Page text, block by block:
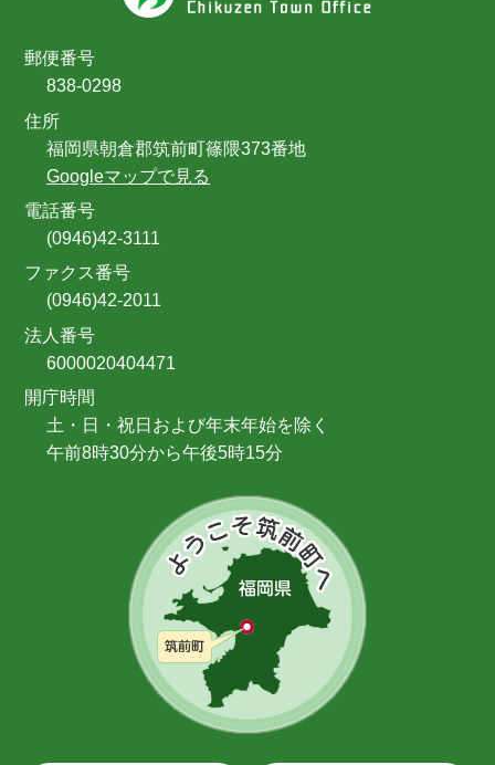
郵便番号
838-0298
住所
福岡県朝倉郡筑前町篠隈373番地
Googleマップで見る
電話番号
(0946)42-3111
ファクス番号
(0946)42-2011
法人番号
6000020404471
開庁時間
土・日・祝日および年末年始を除く
午前8時30分から午後5時15分